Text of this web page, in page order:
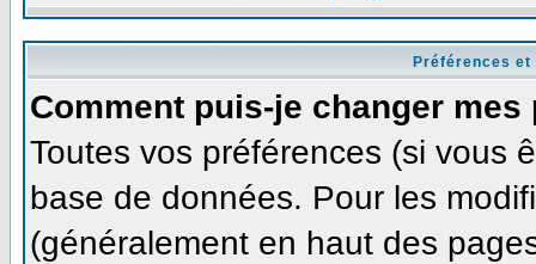
Préférences
Comment puis-je changer mes
Toutes vos préférences (si vous
base de données. Pour les
(généralement en haut des